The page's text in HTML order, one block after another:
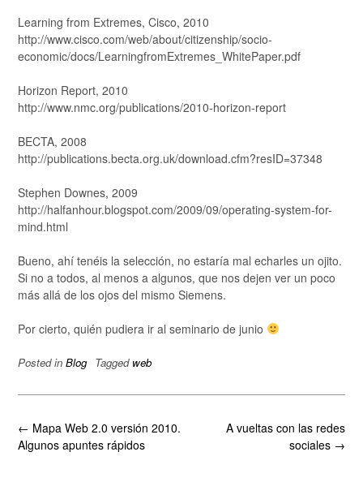
Learning from Extremes, Cisco, 2010
http://www.cisco.com/web/about/citizenship/socio-
economic/docs/LearningfromExtremes_WhitePaper.pdf
Horizon Report, 2010
http://www.nmc.org/publications/2010-horizon-report
BECTA, 2008
http://publications.becta.org.uk/download.cfm?resID=37348
Stephen Downes, 2009
http://halfanhour.blogspot.com/2009/09/operating-system-for-
mind.html
Bueno, ahí tenéis la selección, no estaría mal echarles un ojito.
Si no a todos, al menos a algunos, que nos dejen ver un poco
más allá de los ojos del mismo Siemens.
Por cierto, quién pudiera ir al seminario de junio
Posted in Blog Tagged web
Post
navigation
A vueltas con las redes
sociales →
← Mapa Web 2.0 versión 2010.
Algunos apuntes rápidos